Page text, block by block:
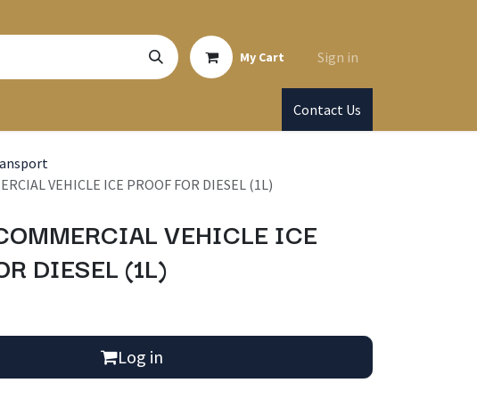
My Cart Sign in
Contact Us
VEHICLE ICE PROOF FOR DIESEL (1L)
VEHICLE ICE
DIESEL (1L)
Log in